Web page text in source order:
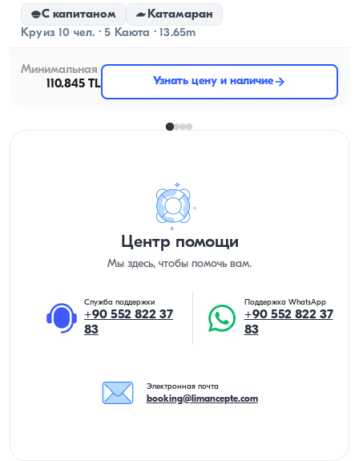
С капитаном
Катамаран
Круиз 10 чел. · 5 Каюта · 13.65m
Минимальная
110.845 TL
Узнать цену и наличие
Центр помощи
Мы здесь, чтобы помочь вам.
Служба поддержки
+90 552 822 37
83
Поддержка WhatsApp
+90 552 822 37
83
Электронная почта
booking@limancepte.com